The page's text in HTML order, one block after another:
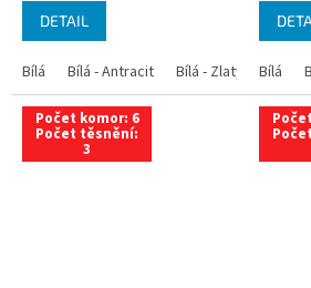
DETAIL
Bílá Bílá - Antracit Bílá - Zlatý dubBílá
Počet komor: 6
Počet těsnění:
3